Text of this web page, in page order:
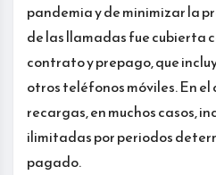
pandemia y de minimizar la
de las llamadas fue cubierta
contrato y prepago, que
otros teléfonos móviles. En el
recargas, en muchos casos,
ilimitadas por periodos
pagado.